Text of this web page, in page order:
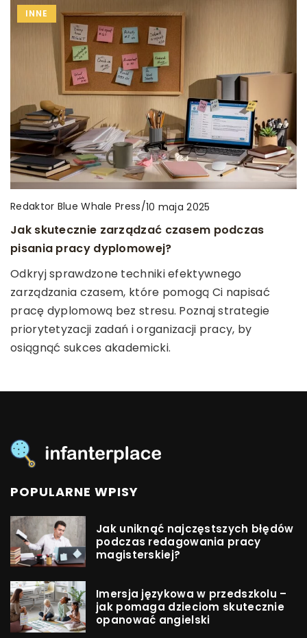
MACIERZYŃSTWO
Redaktor Blue Whale Press/14 marca 2024
Wskazówki dotyczące wprowadzenia zdrowych
nawyków żywieniowych u najmłodszych
Odkryj, jak wprowadzić zdrowe nawyki żywieniowe
dla swojego dziecka. Przeczytaj nasz artykuł, aby
dowiedzieć się jak kształtować zdrowy jadłospis dla
najmłodszych i które produkty są zalecane do diety
dzieci.
INNE
Redaktor Blue Whale Press/10 maja 2025
Jak skutecznie zarządzać czasem podczas
pisania pracy dyplomowej?
Odkryj sprawdzone techniki efektywnego
zarządzania czasem, które pomogą Ci napisać
pracę dyplomową bez stresu. Poznaj strategie
priorytetyzacji zadań i organizacji pracy, by
osiągnąć sukces akademicki.
DIETA DLA DZIECKA
Redaktor Blue Whale Press/17 lutego 2024
Jak wybrać bezpieczną i funkcjonalną hulajnogę
dla swojego malucha?
Odkryj kluczowe kryteria wyboru hulajnogi dla
dziecka, wartościowe porady dotyczące
bezpieczeństwa oraz funkcjonalności. Zapewnij
swojemu maluchowi bezpieczną i pełną radości
zabawę.
POPULARNE WPISY
Jak uniknąć najczęstszych błędów
podczas redagowania pracy
magisterskiej?
Imersja językowa w przedszkolu –
jak pomaga dzieciom skutecznie
opanować angielski